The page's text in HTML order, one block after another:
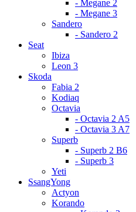
- Megane 2
- Megane 3
Sandero
- Sandero 2
Seat
Ibiza
Leon 3
Skoda
Fabia 2
Kodiaq
Octavia
- Octavia 2 A5
- Octavia 3 A7
Superb
- Superb 2 B6
- Superb 3
Yeti
SsangYong
Actyon
Korando